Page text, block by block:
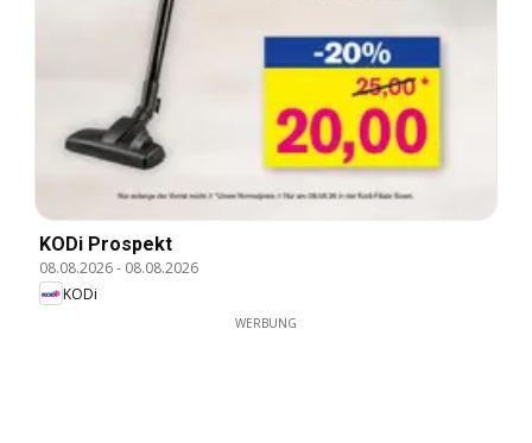
KODi Prospekt
08.08.2026- 08.08.2026
KODi
WERBUNG